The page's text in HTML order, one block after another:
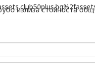
излиза стойноста